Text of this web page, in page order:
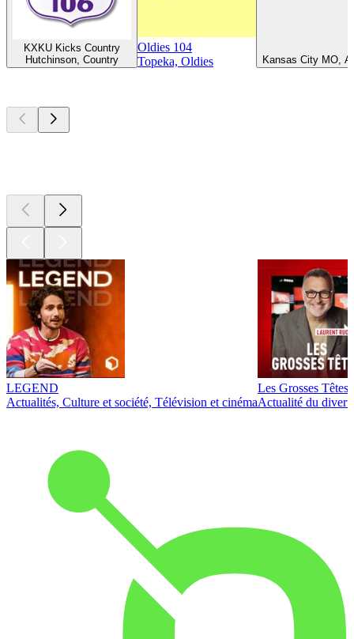
KXKU Kicks Country
Hutchinson, Country
Oldies 104
Topeka, Oldies
Kansas City MO,
LEGEND
Actualités, Culture et société, Télévision et cinéma
Les Grosses Têtes
Actualité du